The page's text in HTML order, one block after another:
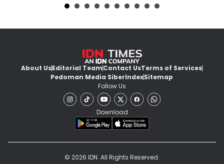
About UsEditorial TeamContact UsTerms of Services
Pedoman Media SiberIndexSitemap
Follow Us
Download
© 2026 IDN. All Rights Reserved.